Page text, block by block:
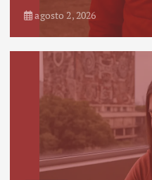
agosto 2, 2026